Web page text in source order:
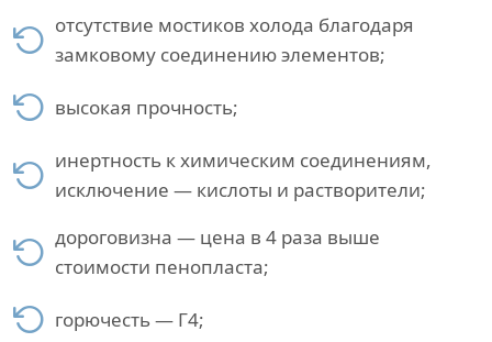
отсутствие мостиков холода благодаря
замковому соединению элементов;
высокая прочность;
инертность к химическим соединениям,
исключение — кислоты и растворители;
дороговизна — цена в 4 раза выше
стоимости пенопласта;
горючесть — Г4;